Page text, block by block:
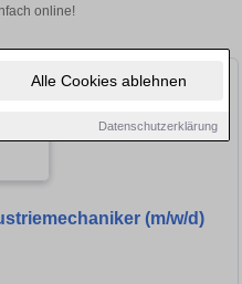
Alle Cookies ablehnen
Datenschutzerklärung
online!
(m/w/d)